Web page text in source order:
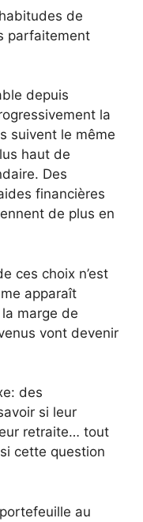
de
parfaitement
depuis
la
suivent le même
haut de
Des
financières
de plus en
ces choix n’est
apparaît
marge de
vont devenir
des
si leur
retraite… tout
cette question
au